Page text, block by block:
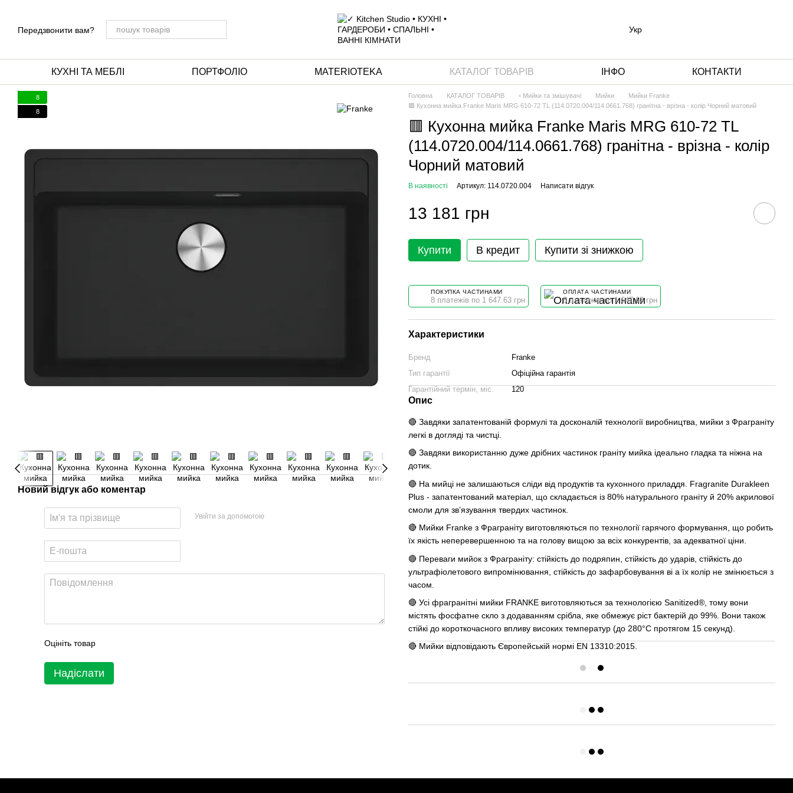
Передзвонити вам? Укр
КУХНІ ТА МЕБЛІ ПОРТФОЛІО MATERIOTEKA КАТАЛОГ ТОВАРІВ ІНФО КОНТАКТИ
8
8
Новий відгук або коментар
Увійти за допомогою
Оцініть товар
Надіслати
Головна КАТАЛОГ ТОВАРІВ ◦ Мийки та змішувачі Мийки
Мийки Franke
🟥 Кухонна мийка Franke Maris MRG 610-72 TL (114.0720.004/114.0661.768) гранітна - врізна - колір Чорний матовий
🟥 Кухонна мийка Franke Maris MRG 610-72 TL
(114.0720.004/114.0661.768) гранітна - врізна - колір
Чорний матовий
В наявності Артикул: 114.0720.004 Написати відгук
13 181 грн
Купити В кредит Купити зі знижкою
ПОКУПКА ЧАСТИНАМИ
8 платежів по 1 647.63 грн
ОПЛАТА ЧАСТИНАМИ
8 платежів по 1 647.63 грн
Характеристики
Бренд
Franke
Тип гарантії
Офіційна гарантія
Гарантійний термін, міс.
120
Опис
🔴 Завдяки запатентованій формулі та досконалій технології виробництва, мийки з Фраграніту
легкі в догляді та чистці.
🔴 Завдяки використанню дуже дрібних частинок граніту мийка ідеально гладка та ніжна на
дотик.
🔴 На мийці не залишаються сліди від продуктів та кухонного приладдя. Fragranite Durakleen
Plus - запатентований матеріал, що складається із 80% натурального граніту й 20% акрилової
смоли для зв’язування твердих частинок.
🔴 Мийки Franke з Фраграніту виготовляються по технології гарячого формування, що робить
їх якість неперевершенною та на голову вищою за всіх конкурентів, за адекватної ціни.
🔴 Переваги мийок з Фраграніту: стійкість до подряпин, стійкість до ударів, стійкість до
ультрафіолетового випромінювання, стійкість до зафарбовування ві а їх колір не змінюється з
часом.
🔴 Усі фрагранітні мийки FRANKE виготовляються за технологією Sanitized®, тому вони
містять фосфатне скло з додаванням срібла, яке обмежує ріст бактерій до 99%. Вони також
стійкі до короткочасного впливу високих температур (до 280°C протягом 15 секунд).
🔴 Мийки відповідають Європейській нормі EN 13310:2015.